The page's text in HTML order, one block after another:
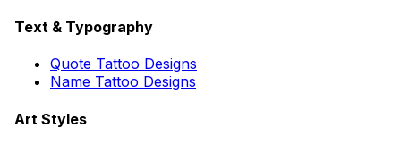
Text & Typography
Quote Tattoo Designs
Name Tattoo Designs
Art Styles